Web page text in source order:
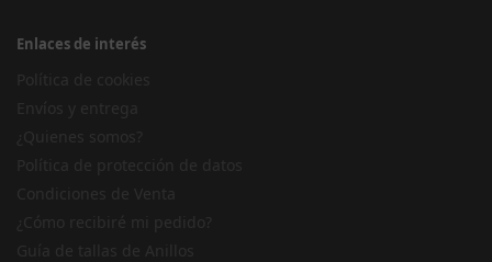
Enlaces de interés